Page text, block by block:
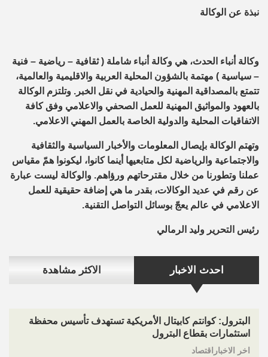
احدث الاخبار الاكثر مشاهدة
البترول: كوانتم كابيتال الأمريكية تستهدف تأسيس محفظة
استثمارات بقطاع البترول
اخر الاخباراقتصاد
نبذة عن الوكالة
وكالة أنباء الحدث، هي وكالة أنباء شاملة ( ثقافية – رياضية – فنية
– سياسية ) مهتمة بالشؤون المحلية العربية والاقليمية والعالمية،
تتمتع بالمصداقية المهنية والحيادية في نقل الخبر. وتلتزم الوكالة
بالعهود والمواثيق المهنية للعمل الصحفي والاعلامي وفق كافة
الاتفاقيات المحلية والدولية الخاصة بالعمل المهني الاعلامي.
وتهتم الوكالة بإيصال المعلومات والأخبار السياسية والثقافية
والاجتماعية والرياضية لكل متابعيها أينما كانوا، ليكونوا همّ مقياس
عملنا وتطورنا من خلال مقترحاتهم ورؤاهم. والوكالة ليست عبارة
عن رقم في عديد الوكالات، بقدر ما هي إضافة حقيقية للعمل
الاعلامي في عالم يعجّ بوسائل التواصل التقنية.
رئيس التحرير وليد الرمالي